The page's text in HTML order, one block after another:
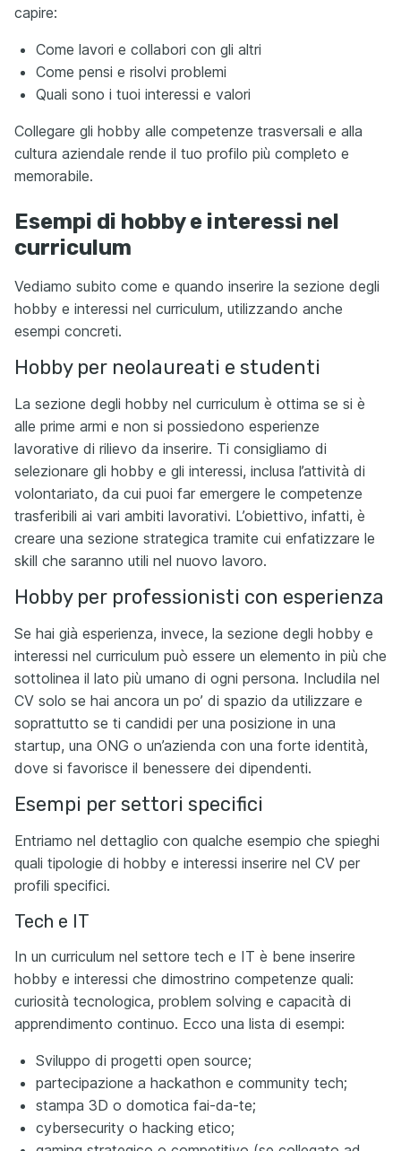
capire:
Come lavori e collabori con gli altri
Come pensi e risolvi problemi
Quali sono i tuoi interessi e valori
Collegare gli hobby alle competenze trasversali e alla
cultura aziendale rende il tuo profilo più completo e
memorabile.
Esempi di hobby e interessi nel
curriculum
Vediamo subito come e quando inserire la sezione degli
hobby e interessi nel curriculum, utilizzando anche
esempi concreti.
Hobby per neolaureati e studenti
La sezione degli hobby nel curriculum è ottima se si è
alle prime armi e non si possiedono esperienze
lavorative di rilievo da inserire. Ti consigliamo di
selezionare gli hobby e gli interessi, inclusa l’attività di
volontariato, da cui puoi far emergere le competenze
trasferibili ai vari ambiti lavorativi. L’obiettivo, infatti, è
creare una sezione strategica tramite cui enfatizzare le
skill che saranno utili nel nuovo lavoro.
Hobby per professionisti con esperienza
Se hai già esperienza, invece, la sezione degli hobby e
interessi nel curriculum può essere un elemento in più che
sottolinea il lato più umano di ogni persona. Includila nel
CV solo se hai ancora un po’ di spazio da utilizzare e
soprattutto se ti candidi per una posizione in una
startup, una ONG o un’azienda con una forte identità,
dove si favorisce il benessere dei dipendenti.
Esempi per settori specifici
Entriamo nel dettaglio con qualche esempio che spieghi
quali tipologie di hobby e interessi inserire nel CV per
profili specifici.
Tech e IT
In un curriculum nel settore tech e IT è bene inserire
hobby e interessi che dimostrino competenze quali:
curiosità tecnologica, problem solving e capacità di
apprendimento continuo. Ecco una lista di esempi:
Sviluppo di progetti open source;
partecipazione a hackathon e community tech;
stampa 3D o domotica fai-da-te;
cybersecurity o hacking etico;